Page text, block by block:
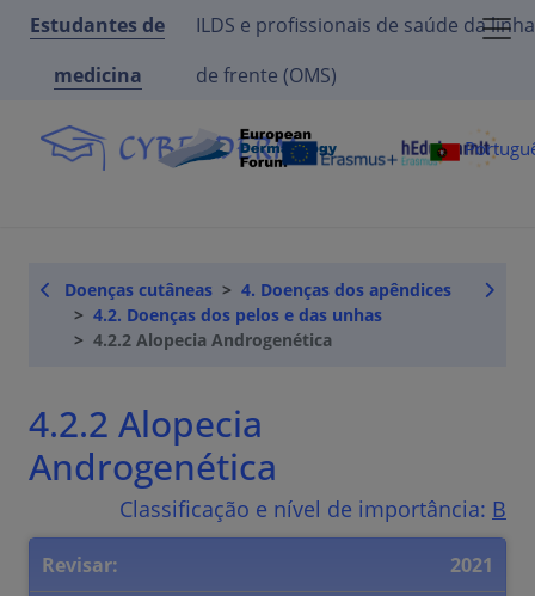
Estudantes de
medicina
ILDS e profissionais de saúde da linha
de frente (OMS)
Doenças cutâneas
4. Doenças dos apêndices
4.2. Doenças dos pelos e das unhas
4.2.2 Alopecia Androgenética
4.2.2 Alopecia
Androgenética
Classificação e nível de importância: B
Revisar:
2021